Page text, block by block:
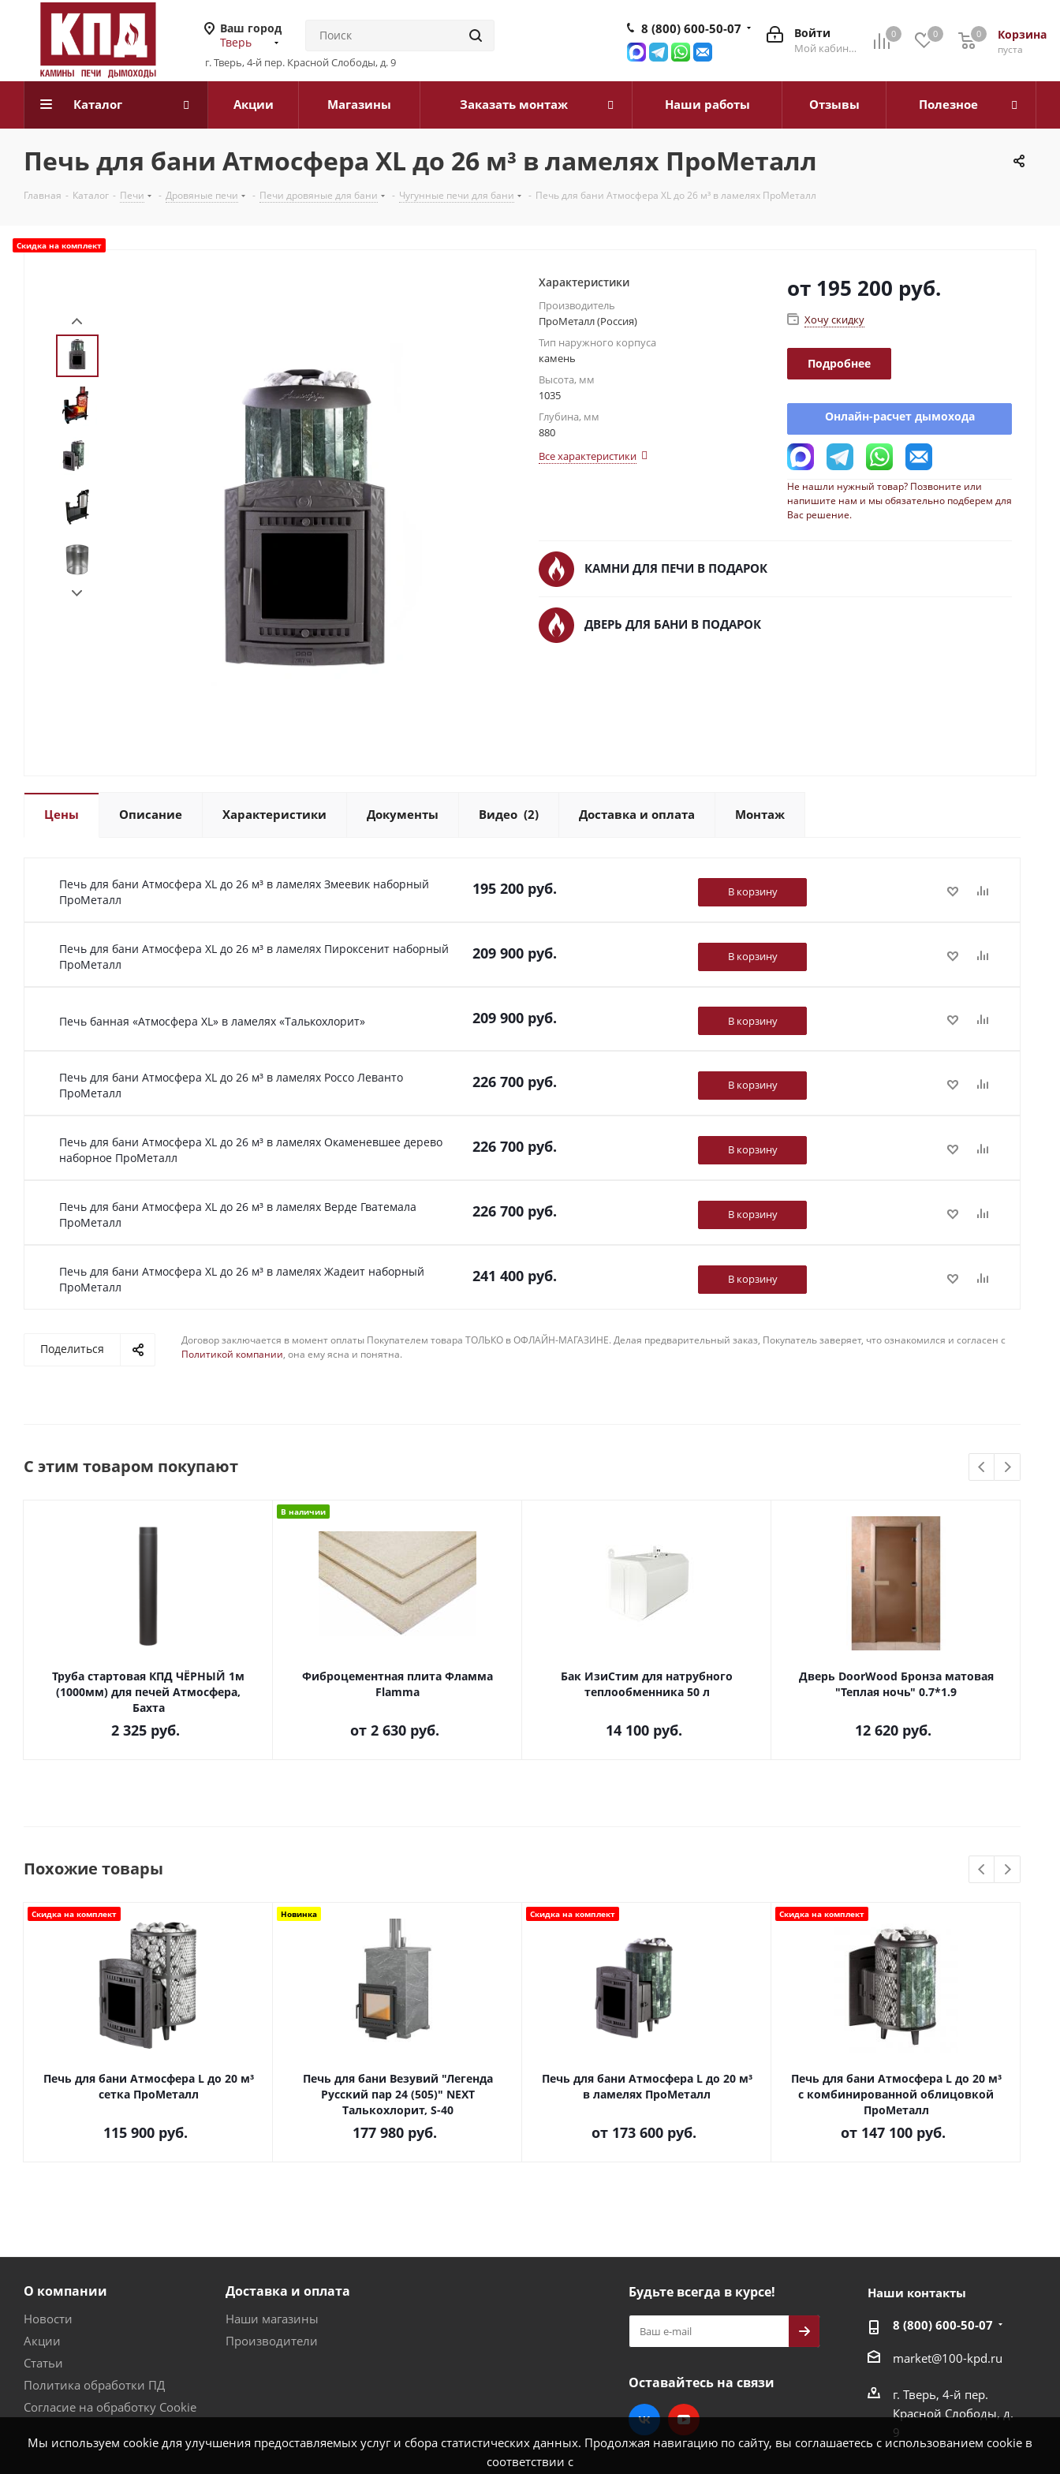
Мы используем cookie для улучшения предоставляемых услуг и сбора статистических данных. Продолжая навигацию по сайту, вы соглашаетесь с использованием cookie в
соответствии с
Ваш город
Тверь
г. Тверь, 4-й пер. Красной Слободы, д. 9
0 0 Корзина
0
пуста
0
Войти
Мой кабинет
8 (800) 600-50-07
Каталог Акции Магазины Заказать монтаж Наши работы Отзывы Полезное
Печь для бани Атмосфера XL до 26 м³ в ламелях ПроМеталл
Главная - Каталог - Печи - Дровяные печи - Печи дровяные для бани - Чугунные печи для бани - Печь для бани Атмосфера XL до 26 м³ в ламелях ПроМеталл
Скидка на комплект
Характеристики
Производитель
ПроМеталл (Россия)
Тип наружного корпуса
камень
Высота, мм
1035
Глубина, мм
880
Все характеристики
от 195 200 руб.
Хочу скидку
Подробнее
Онлайн-расчет дымохода
Не нашли нужный товар? Позвоните или
напишите нам и мы обязательно подберем для
Вас решение.
КАМНИ ДЛЯ ПЕЧИ В ПОДАРОК
ДВЕРЬ ДЛЯ БАНИ В ПОДАРОК
Цены Описание Характеристики Документы Видео (2) Доставка и оплата Монтаж
Печь для бани Атмосфера XL до 26 м³ в ламелях Змеевик наборный
ПроМеталл
195 200 руб. В корзину
Печь для бани Атмосфера XL до 26 м³ в ламелях Пироксенит наборный
ПроМеталл
209 900 руб. В корзину
Печь банная «Атмосфера XL» в ламелях «Талькохлорит» 209 900 руб. В корзину
Печь для бани Атмосфера XL до 26 м³ в ламелях Россо Леванто
ПроМеталл
226 700 руб. В корзину
Печь для бани Атмосфера XL до 26 м³ в ламелях Окаменевшее дерево
наборное ПроМеталл
226 700 руб. В корзину
Печь для бани Атмосфера XL до 26 м³ в ламелях Верде Гватемала
ПроМеталл
226 700 руб. В корзину
Печь для бани Атмосфера XL до 26 м³ в ламелях Жадеит наборный
ПроМеталл
241 400 руб. В корзину
Поделиться
Договор заключается в момент оплаты Покупателем товара ТОЛЬКО в ОФЛАЙН-МАГАЗИНЕ. Делая предварительный заказ, Покупатель заверяет, что ознакомился и согласен с
Политикой компании, она ему ясна и понятна.
С этим товаром покупают
Труба стартовая КПД ЧЁРНЫЙ 1м
(1000мм) для печей Атмосфера,
Бахта
2 325 руб.
В наличии
Фиброцементная плита Фламма
Flamma
от 2 630 руб.
Бак ИзиСтим для натрубного
теплообменника 50 л
14 100 руб.
Дверь DoorWood Бронза матовая
"Теплая ночь" 0.7*1.9
12 620 руб.
Похожие товары
Скидка на комплект
Печь для бани Атмосфера L до 20 м³
сетка ПроМеталл
115 900 руб.
Новинка
Печь для бани Везувий "Легенда
Русский пар 24 (505)" NEXT
Талькохлорит, S-40
177 980 руб.
Скидка на комплект
Печь для бани Атмосфера L до 20 м³
в ламелях ПроМеталл
от 173 600 руб.
Скидка на комплект
Печь для бани Атмосфера L до 20 м³
с комбинированной облицовкой
ПроМеталл
от 147 100 руб.
О компании
Новости
Акции
Статьи
Политика обработки ПД
Согласие на обработку Cookie
Доставка и оплата
Наши магазины
Производители
Будьте всегда в курсе!
Оставайтесь на связи
Наши контакты
8 (800) 600-50-07
market@100-kpd.ru
г. Тверь, 4-й пер.
Красной Слободы, д.
9